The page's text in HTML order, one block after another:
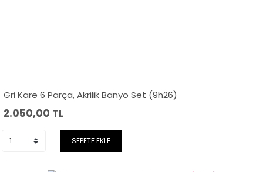
Gri Kare 6 Parça, Akrilik Banyo Set (9h26)
2.050,00 TL
SEPETE EKLE